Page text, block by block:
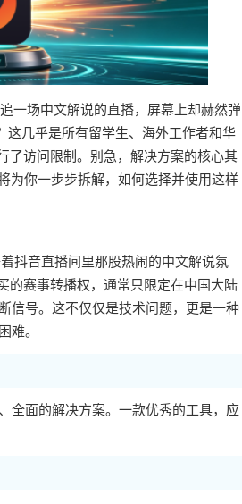
一场中文解说的直播，屏幕上却赫然弹
这几乎是所有留学生、海外工作者和华
了访问限制。别急，解决方案的核心其
为你一步步拆解，如何选择并使用这样
抖音直播间里那股热闹的中文解说氛
的赛事转播权，通常只限定在中国大陆
信号。这不仅仅是技术问题，更是一种
难。
全面的解决方案。一款优秀的工具，应